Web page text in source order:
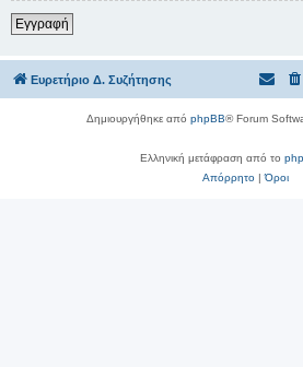
Εγγραφή
Ευρετήριο Δ. Συζήτησης
Δημιουργήθηκε από phpBB® Forum
Ελληνική μετάφραση από το
Απόρρητο|Όροι